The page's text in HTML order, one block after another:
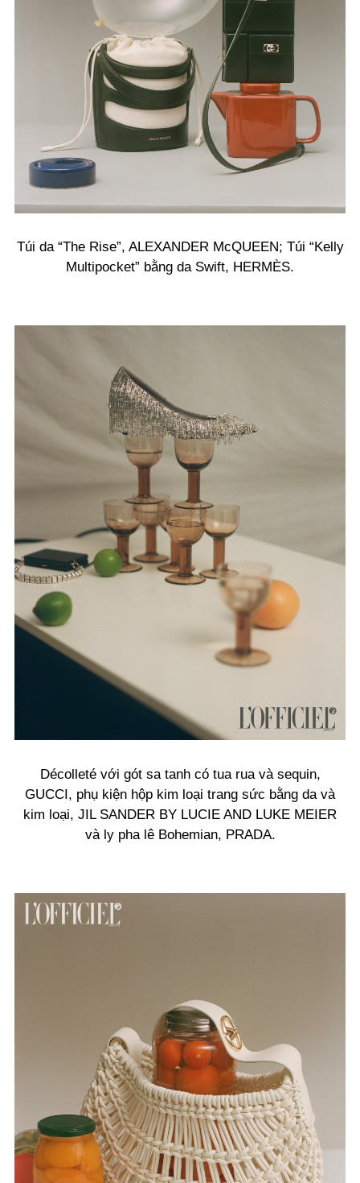
Túi da “The Rise”, ALEXANDER McQUEEN; Túi “Kelly
Multipocket” bằng da Swift, HERMÈS.
Décolleté với gót sa tanh có tua rua và sequin,
GUCCI, phụ kiện hộp kim loại trang sức bằng da và
kim loại, JIL SANDER BY LUCIE AND LUKE MEIER
và ly pha lê Bohemian, PRADA.